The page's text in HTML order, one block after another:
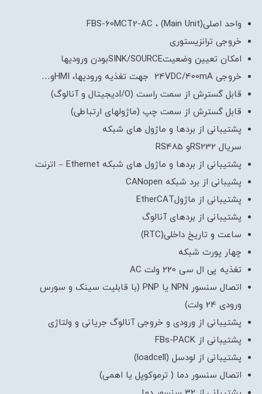
واحد اصلی(Main Unit) ، FBS-60MCT2-AC
خروجی ترانزیستوری
امکان تعیین وضعیتSINK/SOURCEبودن ورودیها
خروجی 24VDC/400mA جهت تغذیه ورودیها، HMIو…
قابل گسترش از سمت راست (I/Oدیجیتال و آنالوگ)
قابل گسترش از سمت چپ (ماژولهای ارتباطی)
پشتیبانی از بردها و ماژول های شبکه
سریال RS232و RS485
پشتیبانی از بردها و ماژول های شبکه Ethernet – اترنت
پشیبانی از برد شبکه CANopen
پشتیبانی از ماژولEtherCAT
پشتیبانی از بردهای آنالوگ
ساعت و تاریخ داخلی(RTC)
چهار پورت شبکه
تغذیه پی ال سی 220 ولت AC
اتصال سنسور NPN یا PNP (با قابلیت سینک و سورس
ورودی 24 ولت)
پشتیبانی از ورودی و خروجی آنالوگ جریانی و ولتاژی
پشتیبانی از FBs-PACK
پشتیبانی از لودسل (loadcell)
اتصال سنسور دما ( ترموکوپل یا اهمی)